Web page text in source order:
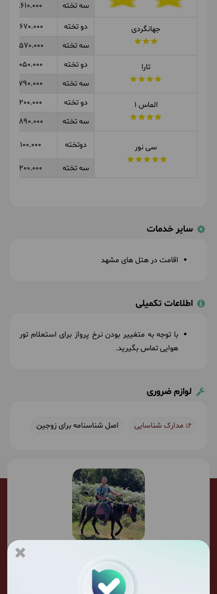
سه تخته 3.610.000
جهانگردی دو تخته
3.670.000
سه تخته
3.570.000
تارا
دو تخته
5.050.000
سه تخته
4.790.000
الماس 1
دو تخته
6.200.000
سه تخته
5.890.000
سی نور دوتخته 6.100.000
سه تخته 6.200.000
سایر خدمات
اقامت در هتل های مشهد
اطلاعات تکمیلی
با توجه به متغییر بودن نرخ پرواز برای استعلام تور
هوایی تماس بگیرید.
لوازم ضروری
مدارک شناسایی اصل شناسنامه برای زوجین
سخت ترین مرحله سفر برنامه ریزی اونه؛ آرند تور به